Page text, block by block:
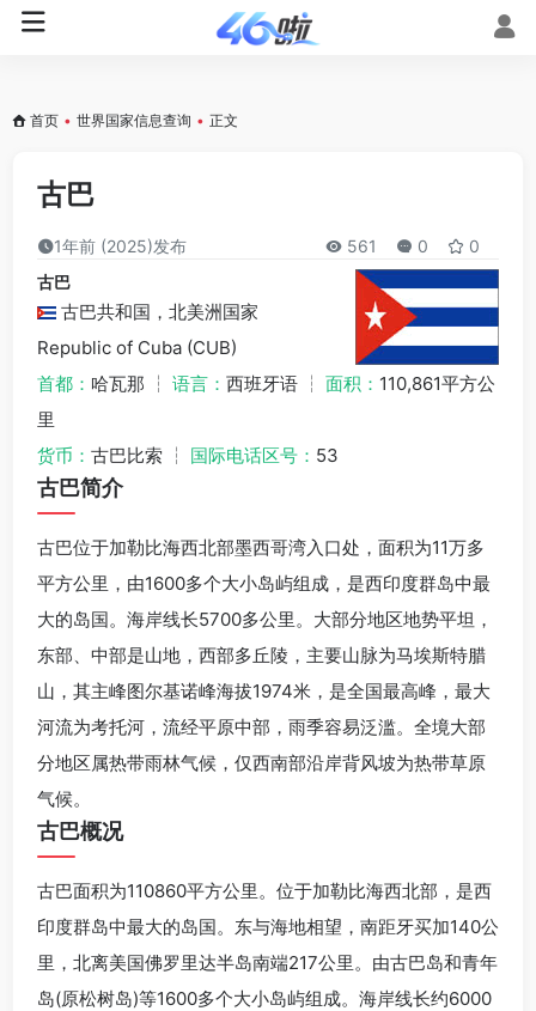
首页 • 世界国家信息查询 • 正文
古巴
1年前 (2025)发布 561 0
0
古巴
古巴共和国，北美洲国家
Republic of Cuba (CUB)
首都： 哈瓦那 ┆ 语言： 西班牙语 ┆ 面积： 110,861平方公
里
货币： 古巴比索 ┆ 国际电话区号： 53
古巴简介
古巴位于加勒比海西北部墨西哥湾入口处，面积为11万多
平方公里，由1600多个大小岛屿组成，是西印度群岛中最
大的岛国。海岸线长5700多公里。大部分地区地势平坦，
东部、中部是山地，西部多丘陵，主要山脉为马埃斯特腊
山，其主峰图尔基诺峰海拔1974米，是全国最高峰，最大
河流为考托河，流经平原中部，雨季容易泛滥。全境大部
分地区属热带雨林气候，仅西南部沿岸背风坡为热带草原
气候。
古巴概况
古巴面积为110860平方公里。位于加勒比海西北部，是西
印度群岛中最大的岛国。东与海地相望，南距牙买加140公
里，北离美国佛罗里达半岛南端217公里。由古巴岛和青年
岛(原松树岛)等1600多个大小岛屿组成。海岸线长约6000